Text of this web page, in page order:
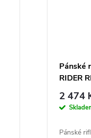
Pánské
RIDER
2 474
Pánské